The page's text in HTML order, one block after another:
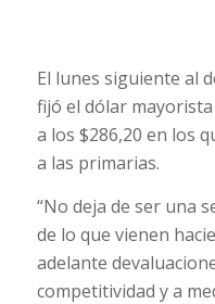
El lunes siguiente al
fijó el dólar
a los $286,20 en los
a las primarias.
“No deja de ser una
de lo que vienen
adelante
competitividad y a